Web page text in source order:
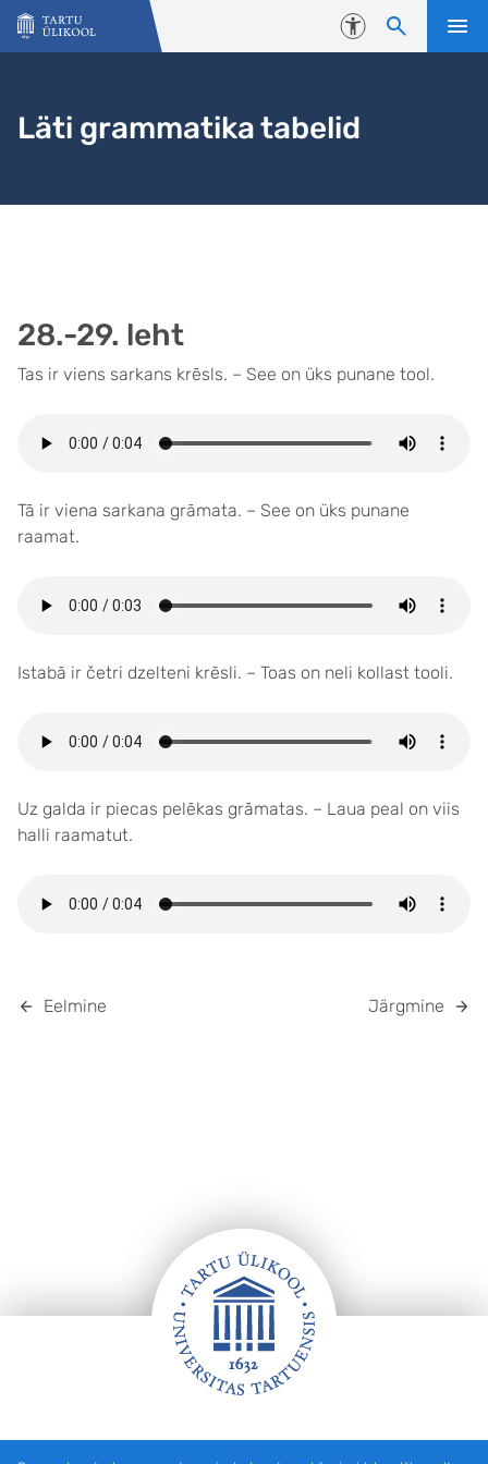
Liigu edasi põhisisu juurde
Juurdepääsetavus
Läti grammatika tabelid
28.-29. leht
Tas ir viens sarkans krēsls. – See on üks punane tool.
Tā ir viena sarkana grāmata. – See on üks punane
raamat.
Istabā ir četri dzelteni krēsli. – Toas on neli kollast tooli.
Uz galda ir piecas pelēkas grāmatas. – Laua peal on viis
halli raamatut.
Eelmine Järgmine